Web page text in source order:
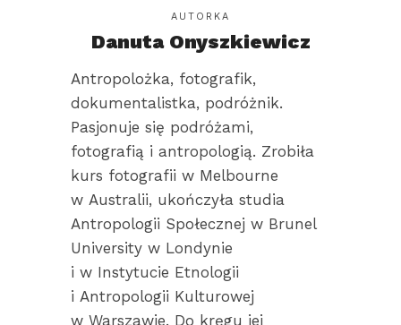
Onyszkiewicz
AUTORKA
Danuta Onyszkiewicz
Antropolożka, fotografik,
dokumentalistka, podróżnik.
Pasjonuje się podróżami,
fotografią i antropologią. Zrobiła
kurs fotografii w Melbourne
w Australii, ukończyła studia
Antropologii Społecznej w Brunel
University w Londynie
i w Instytucie Etnologii
i Antropologii Kulturowej
w Warszawie. Do kręgu jej